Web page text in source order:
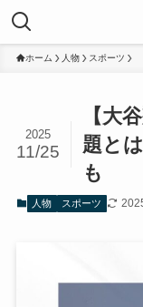
ホーム 人物 スポーツ
【大
題と
も
2025
11/25
人物 スポーツ